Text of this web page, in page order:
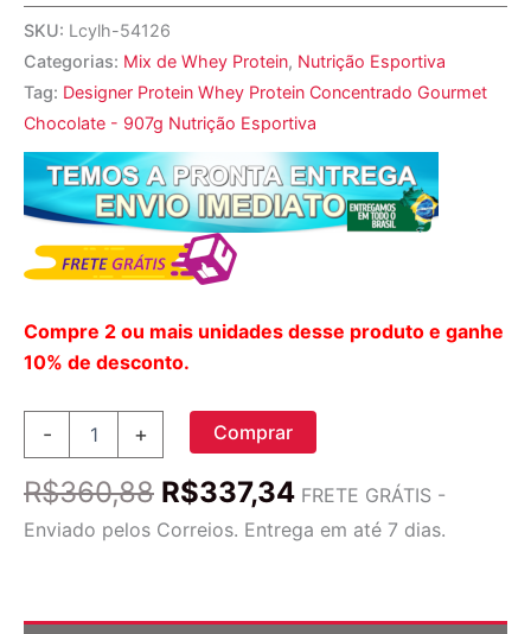
SKU: Lcylh-54126
Categorias: Mix de Whey Protein, Nutrição Esportiva
Tag: Designer Protein Whey Protein Concentrado Gourmet
Chocolate - 907g Nutrição Esportiva
Compre 2 ou mais unidades desse produto e ganhe
10% de desconto.
-
leite
Natural
+ Comprar
R$360,88 O
preço
R$360,88.
R$337,34O
preço
atual
R$337,34.
FRETE GRÁTIS -
Enviado pelos Correios. Entrega em até 7 dias.